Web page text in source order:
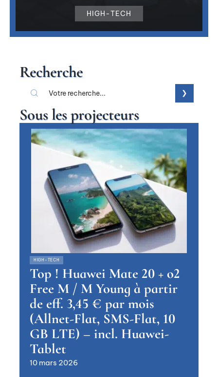
HIGH-TECH
Recherche
Sous les projecteurs
HIGH-TECH
Top ! Huawei Mate 20 + o2
Free M / M Young à partir
de eff. 3,45 € par mois
(Allnet-Flat, SMS-Flat, 10
GB LTE) – incl. Huawei-
Tablet
10 mars 2026